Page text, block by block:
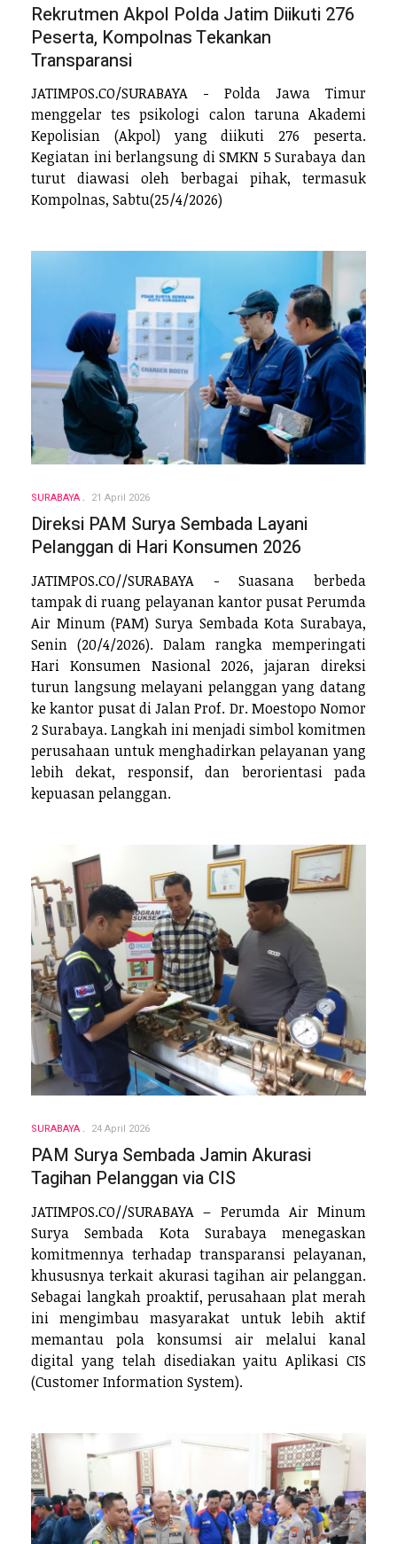
Rekrutmen Akpol Polda Jatim Diikuti 276
Peserta, Kompolnas Tekankan
Transparansi
JATIMPOS.CO/SURABAYA - Polda Jawa Timur
menggelar tes psikologi calon taruna Akademi
Kepolisian (Akpol) yang diikuti 276 peserta.
Kegiatan ini berlangsung di SMKN 5 Surabaya dan
turut diawasi oleh berbagai pihak, termasuk
Kompolnas, Sabtu(25/4/2026)
SURABAYA 21 April 2026
Direksi PAM Surya Sembada Layani
Pelanggan di Hari Konsumen 2026
JATIMPOS.CO//SURABAYA - Suasana berbeda
tampak di ruang pelayanan kantor pusat Perumda
Air Minum (PAM) Surya Sembada Kota Surabaya,
Senin (20/4/2026). Dalam rangka memperingati
Hari Konsumen Nasional 2026, jajaran direksi
turun langsung melayani pelanggan yang datang
ke kantor pusat di Jalan Prof. Dr. Moestopo Nomor
2 Surabaya. Langkah ini menjadi simbol komitmen
perusahaan untuk menghadirkan pelayanan yang
lebih dekat, responsif, dan berorientasi pada
kepuasan pelanggan.
SURABAYA 24 April 2026
PAM Surya Sembada Jamin Akurasi
Tagihan Pelanggan via CIS
JATIMPOS.CO//SURABAYA – Perumda Air Minum
Surya Sembada Kota Surabaya menegaskan
komitmennya terhadap transparansi pelayanan,
khususnya terkait akurasi tagihan air pelanggan.
Sebagai langkah proaktif, perusahaan plat merah
ini mengimbau masyarakat untuk lebih aktif
memantau pola konsumsi air melalui kanal
digital yang telah disediakan yaitu Aplikasi CIS
(Customer Information System).